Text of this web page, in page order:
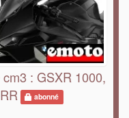
: GSXR 1000,
abonné